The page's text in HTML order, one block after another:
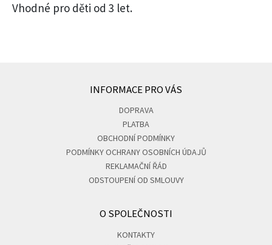
Vhodné pro děti od 3 let.
INFORMACE PRO VÁS
DOPRAVA
PLATBA
OBCHODNÍ PODMÍNKY
PODMÍNKY OCHRANY OSOBNÍCH ÚDAJŮ
REKLAMAČNÍ ŘÁD
ODSTOUPENÍ OD SMLOUVY
O SPOLEČNOSTI
KONTAKTY